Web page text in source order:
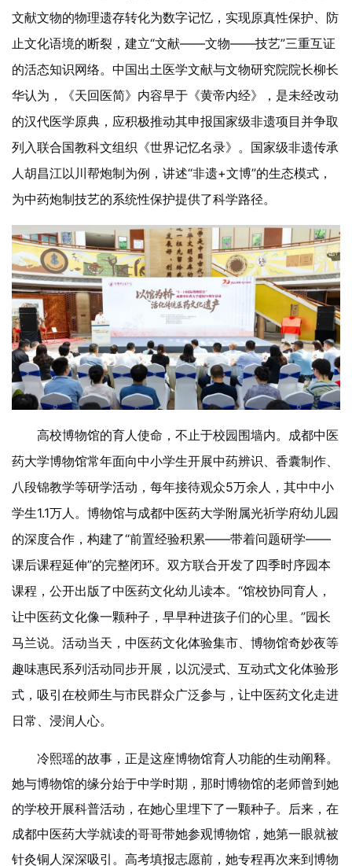
文献文物的物理遗存转化为数字记忆，实现原真性保护、防
止文化语境的断裂，建立“文献——文物——技艺”三重互证
的活态知识网络。中国出土医学文献与文物研究院院长柳长
华认为，《天回医简》内容早于《黄帝内经》，是未经改动
的汉代医学原典，应积极推动其申报国家级非遗项目并争取
列入联合国教科文组织《世界记忆名录》。国家级非遗传承
人胡昌江以川帮炮制为例，讲述“非遗+文博”的生态模式，
为中药炮制技艺的系统性保护提供了科学路径。
高校博物馆的育人使命，不止于校园围墙内。成都中医
药大学博物馆常年面向中小学生开展中药辨识、香囊制作、
八段锦教学等研学活动，每年接待观众5万余人，其中中小
学生1.1万人。博物馆与成都中医药大学附属光祈学府幼儿园
的深度合作，构建了“前置经验积累——带着问题研学——
课后课程延伸”的完整闭环。双方联合开发了四季时序园本
课程，公开出版了中医药文化幼儿读本。“馆校协同育人，
让中医药文化像一颗种子，早早种进孩子们的心里。”园长
马兰说。活动当天，中医药文化体验集市、博物馆奇妙夜等
趣味惠民系列活动同步开展，以沉浸式、互动式文化体验形
式，吸引在校师生与市民群众广泛参与，让中医药文化走进
日常、浸润人心。
冷熙瑶的故事，正是这座博物馆育人功能的生动阐释。
她与博物馆的缘分始于中学时期，那时博物馆的老师曾到她
的学校开展科普活动，在她心里埋下了一颗种子。后来，在
成都中医药大学就读的哥哥带她参观博物馆，她第一眼就被
针灸铜人深深吸引。高考填报志愿前，她专程再次来到博物